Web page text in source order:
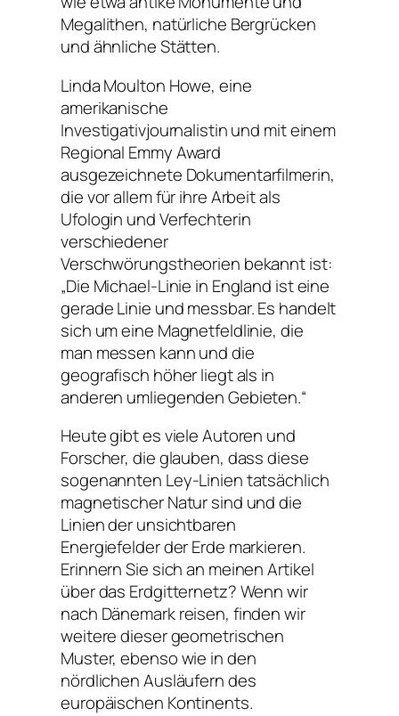
Megalithen, natürliche Bergrücken
und ähnliche Stätten.
Linda Moulton Howe, eine
amerikanische
Investigativjournalistin und mit einem
Regional Emmy Award
ausgezeichnete Dokumentarfilmerin,
die vor allem für ihre Arbeit als
Ufologin und Verfechterin
verschiedener
Verschwörungstheorien bekannt ist:
„Die Michael-Linie in England ist eine
gerade Linie und messbar. Es handelt
sich um eine Magnetfeldlinie, die
man messen kann und die
geografisch höher liegt als in
anderen umliegenden Gebieten.“
Heute gibt es viele Autoren und
Forscher, die glauben, dass diese
sogenannten Ley-Linien tatsächlich
magnetischer Natur sind und die
Linien der unsichtbaren
Energiefelder der Erde markieren.
Erinnern Sie sich an meinen Artikel
über das Erdgitternetz? Wenn wir
nach Dänemark reisen, finden wir
weitere dieser geometrischen
Muster, ebenso wie in den
nördlichen Ausläufern des
europäischen Kontinents.